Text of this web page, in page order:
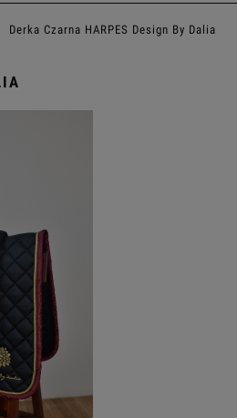
Derka Czarna HARPES Design By Dalia